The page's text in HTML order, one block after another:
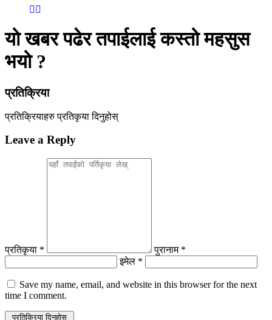
यो खबर पढेर तपाईलाई कस्तो महसुस
भयो ?
प्रतिक्रिया
प्रतिक्रियाहरुप्रतिकृया दिनुहोस्
Leave a Reply
प्रतिकृया *
पुरानाम *
इमेल *
Save my name, email, and website in this browser for the next
time I comment.